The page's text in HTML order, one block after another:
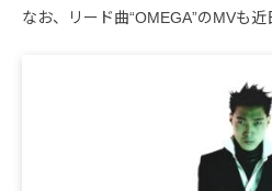
なお、リード曲“OMEGA”のMVも